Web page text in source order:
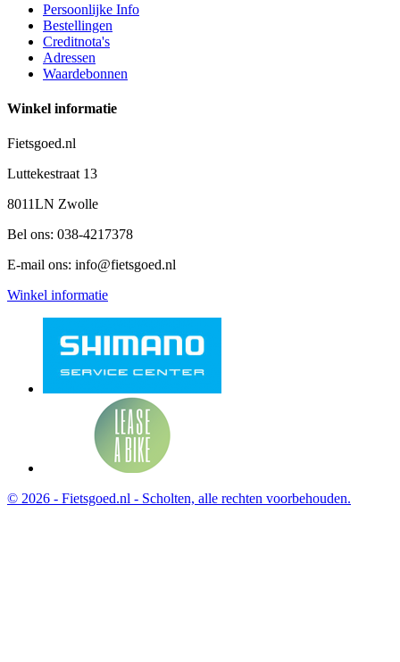
Persoonlijke Info
Bestellingen
Creditnota's
Adressen
Waardebonnen
Winkel informatie
Fietsgoed.nl
Luttekestraat 13
8011LN Zwolle
Bel ons: 038-4217378
E-mail ons: info@fietsgoed.nl
Winkel informatie
© 2026 - Fietsgoed.nl - Scholten, alle rechten voorbehouden.